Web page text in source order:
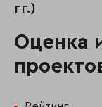
гг.)
Оценка